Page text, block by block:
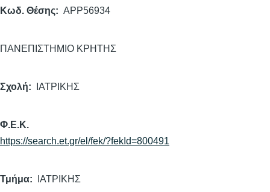
Κωδ. Θέσης APP56934
ΠΑΝΕΠΙΣΤΗΜΙΟ ΚΡΗΤΗΣ
Σχολή ΙΑΤΡΙΚΗΣ
Φ.Ε.Κ.
https://search.et.gr/el/fek/?fekId=800491
Τμήμα ΙΑΤΡΙΚΗΣ